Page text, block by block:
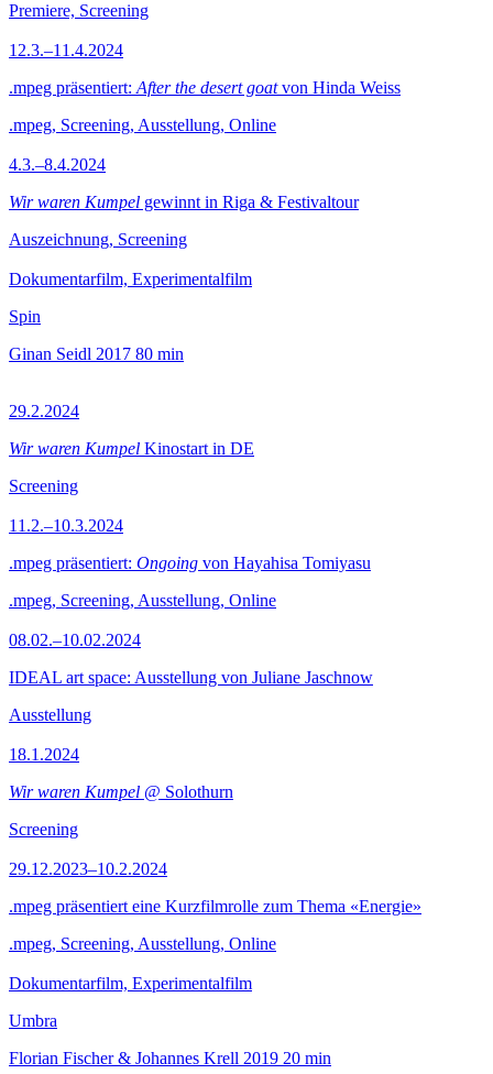
Premiere, Screening
12.3.–11.4.2024
.mpeg präsentiert: After the desert goatvon Hinda Weiss
.mpeg, Screening, Ausstellung, Online
4.3.–8.4.2024
Wir waren Kumpel gewinnt in Riga & Festivaltour
Auszeichnung, Screening
Dokumentarfilm, Experimentalfilm
Spin
Ginan Seidl 2017 80 min
29.2.2024
Wir waren Kumpel Kinostart in DE
Screening
11.2.–10.3.2024
.mpeg präsentiert: Ongoing von Hayahisa Tomiyasu
.mpeg, Screening, Ausstellung, Online
08.02.–10.02.2024
IDEAL art space: Ausstellung von Juliane Jaschnow
Ausstellung
18.1.2024
Wir waren Kumpel @ Solothurn
Screening
29.12.2023–10.2.2024
.mpeg präsentiert eine Kurzfilmrolle zum Thema «Energie»
.mpeg, Screening, Ausstellung, Online
Dokumentarfilm, Experimentalfilm
Umbra
Florian Fischer & Johannes Krell 2019 20 min